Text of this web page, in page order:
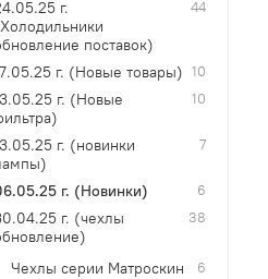
г.
поставок)
44
г. (Новые товары) 10
г. (Новые
10
г. (новинки
7
г. (Новинки) 6
г. (чехлы
38
Чехлы серии Матроскин 6